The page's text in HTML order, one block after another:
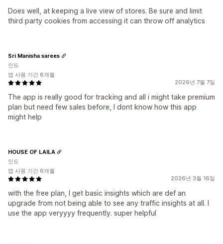
Does well, at keeping a live view of stores. Be sure and limit
third party cookies from accessing it can throw off analytics
2026년 7월 7일
The app is really good for tracking and all i might take premium
plan but need few sales before, I dont know how this app
might help
Sri Manisha sarees
인도
앱 사용 기간 8개월
2026년 3월 16일
with the free plan, I get basic insights which are def an
upgrade from not being able to see any traffic insights at all. I
use the app veryyyy frequently. super helpful
HOUSE OF LAILA
인도
앱 사용 기간 6개월